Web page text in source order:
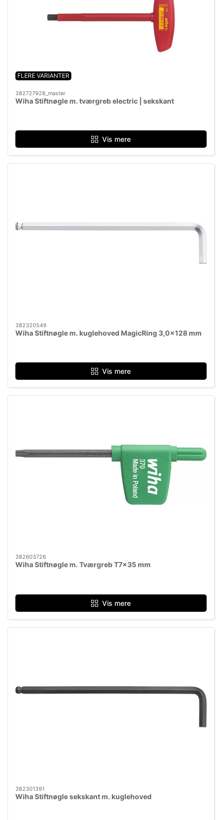
FLERE VARIANTER
382727928_master
Wiha Stiftnøgle m. tværgreb electric | sekskant
Vis mere
382320549
Wiha Stiftnøgle m. kuglehoved MagicRing 3,0x128 mm
Vis mere
382603726
Wiha Stiftnøgle m. Tværgreb T7x35 mm
Vis mere
382301391
Wiha Stiftnøgle sekskant m. kuglehoved